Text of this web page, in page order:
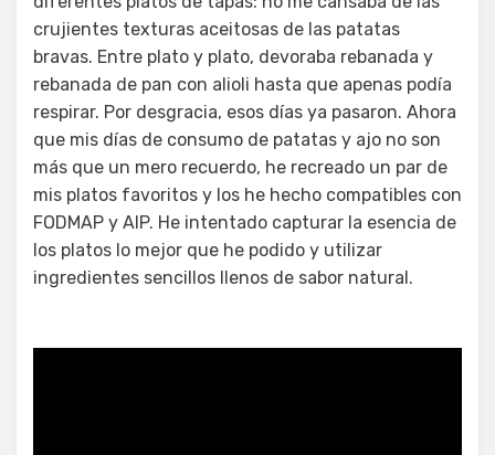
crujientes texturas aceitosas de las patatas
bravas. Entre plato y plato, devoraba rebanada y
rebanada de pan con alioli hasta que apenas podía
respirar. Por desgracia, esos días ya pasaron. Ahora
que mis días de consumo de patatas y ajo no son
más que un mero recuerdo, he recreado un par de
mis platos favoritos y los he hecho compatibles con
FODMAP y AIP. He intentado capturar la esencia de
los platos lo mejor que he podido y utilizar
ingredientes sencillos llenos de sabor natural.